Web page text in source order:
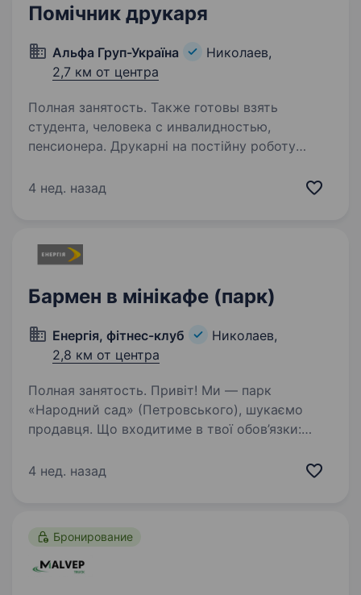
Помічник друкаря
Альфа Груп-Україна
Николаев,
2,7 км от центра
Полная занятость. Также готовы взять
студента, человека с инвалидностью,
пенсионера. Друкарні на постійну роботу
заробітна плата. Навчання. Комфортні умови
досвід…
4 нед. назад
Бармен в мінікафе (парк)
Енергія, фітнес-клуб
Николаев,
2,8 км от центра
Полная занятость. Привіт! Ми — парк
«Народний сад» (Петровського), шукаємо
продавця. Що входитиме в твої обов’язки:
освіжаючі напої та коктейлі. Оперативно
4 нед. назад
Бронирование